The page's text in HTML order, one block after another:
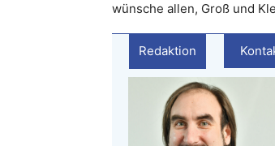
wünsche allen, Groß und
Redaktion